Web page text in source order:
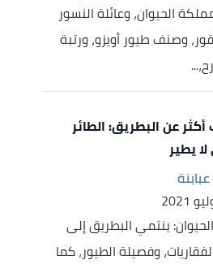
الحيوان، وعائلة النسور
وصنف طيور أويزو، ورتبة
عن البطريق: الطائر
يطير
ينتمي البطريق إلى
وفصيلة الطيور، كما